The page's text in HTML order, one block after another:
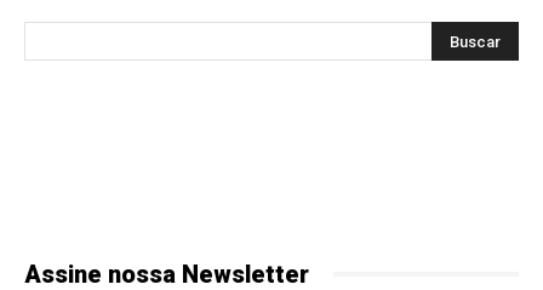
Assine nossa Newsletter